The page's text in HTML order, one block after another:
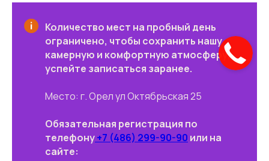
Количество мест на пробный день
ограничено, чтобы сохранить нашу
камерную и комфортную атмосферу,
успейте записаться заранее.
Место: г. Орел ул Октябрьская 25
Обязательная регистрация по
телефону+7 (486) 299-90-90 или на
сайте: